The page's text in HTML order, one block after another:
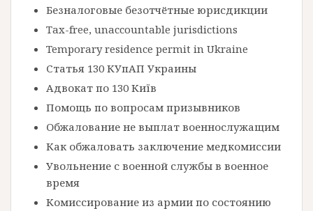
Безналоговые безотчётные юрисдикции
Tax-free, unaccountable jurisdictions
Temporary residence permit in Ukraine
Статья 130 КУпАП Украины
Адвокат по 130 Київ
Помощь по вопросам призывников
Обжалование не выплат военнослужащим
Как обжаловать заключение медкомиссии
Увольнение с военной службы в военное
время
Комиссирование из армии по состоянию